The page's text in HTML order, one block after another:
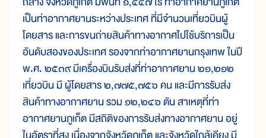
เป็นท่าอากาศยานระหว่างประเทศ ที่มีจำนวนเที่ยวบินผู้
โดยสาร และการขนถ่ายสินค้าทางอากาศไปใช้บริการเป็น
อันดับสองของประเทศ รองจากท่าอากาศยานกรุงเทพ ในปี
พ.ศ. ๒๕๓๙ มีเครื่องบินรับส่งที่ท่าอากาศยาน ๒๑,๒๑๒
เที่ยวบิน มี ผู้โดยสาร ๒,๗๗๕,๗๕๖ คน และมีการรับส่ง
สินค้าทางอากาศยาน รวม ๑๒,๒๔๖ ตัน สาเหตุที่ท่า
อากาศยานภูเก็ต มีสถิติของการรับส่งทางอากาศยาน อยู่